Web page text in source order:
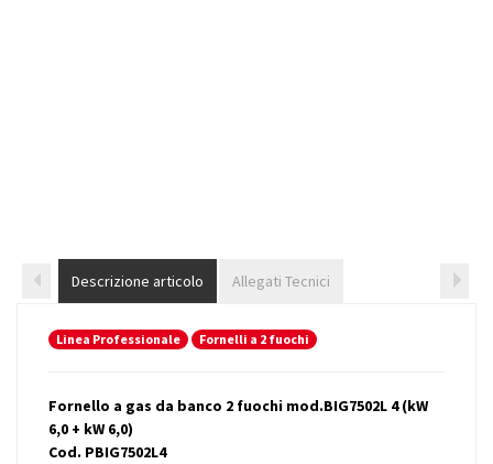
Descrizione articolo Allegati Tecnici
Linea Professionale Fornelli a 2 fuochi
Fornello a gas da banco 2 fuochi mod.BIG7502L 4 (kW
6,0 + kW 6,0)
Cod. PBIG7502L4